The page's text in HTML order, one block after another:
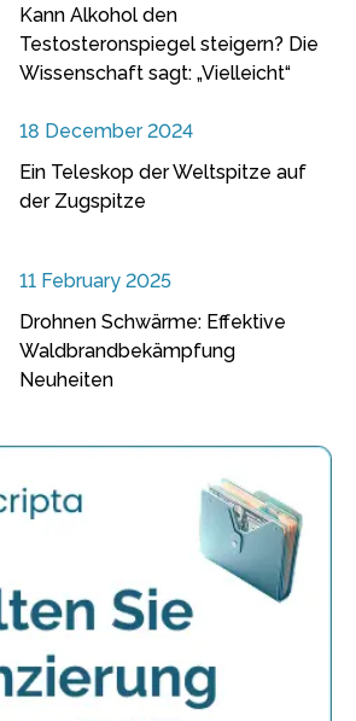
Kann Alkohol den
Testosteronspiegel steigern? Die
Wissenschaft sagt: „Vielleicht“
18 December 2024
Ein Teleskop der Weltspitze auf
der Zugspitze
11 February 2025
Drohnen Schwärme: Effektive
Waldbrandbekämpfung
Neuheiten